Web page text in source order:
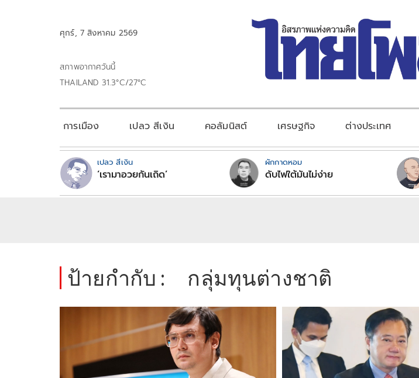
ศุกร์, 7 สิงหาคม 2569
สภาพอากาศวันนี้
THAILAND 31.3°C/27°C
การเมือง เปลว สีเงิน คอลัมนิสต์ เศรษฐกิจ ต่างประเทศ
เปลว สีเงิน
‘เรามาอวยกันเถิด’
ผักกาดหอม
ดับไฟใต้มันไม่ง่าย
ป้ายกำกับ : กลุ่มทุนต่างชาติ